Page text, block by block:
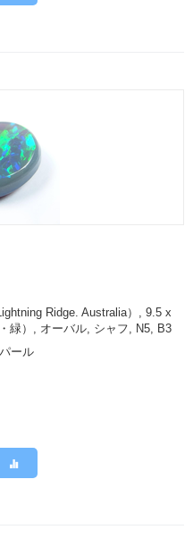
Ridge. Australia）, 9.5 x
緑）, オーバル, シャフ, N5, B3
ール